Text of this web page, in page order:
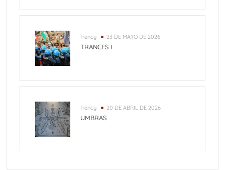
frency 23 DE MAYO DE 2026
TRANCES I
frency 20 DE ABRIL DE 2026
UMBRAS